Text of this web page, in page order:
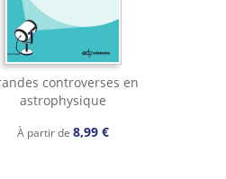
controverses en
astrophysique
À partir de 8,99 €